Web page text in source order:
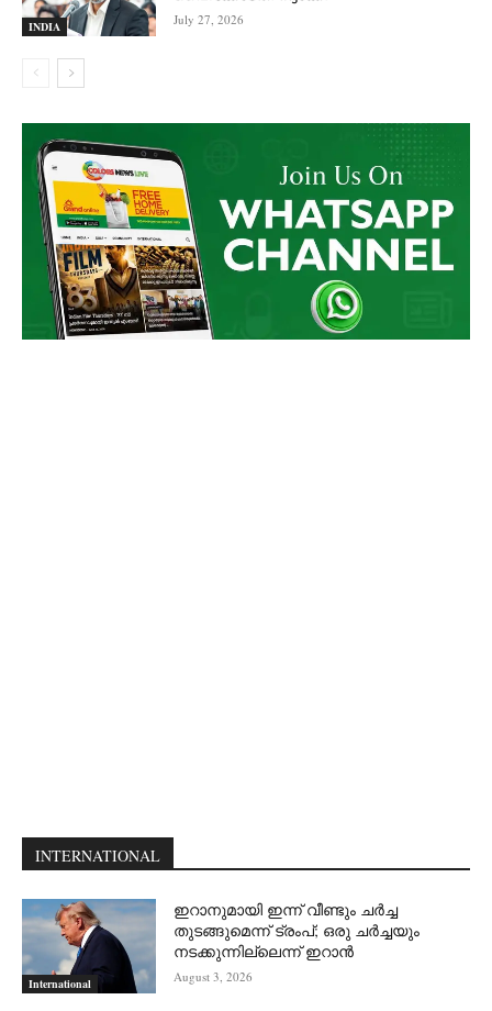
INDIA July 27, 2026
INTERNATIONAL
International
ഇറാനുമായി ഇന്ന് വീണ്ടും ചര്‍ച്ച
തുടങ്ങുമെന്ന് ട്രംപ്; ഒരു ചര്‍ച്ചയും
നടക്കുന്നില്ലെന്ന് ഇറാന്‍
August 3, 2026